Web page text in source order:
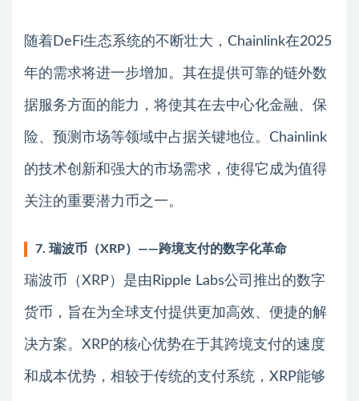
随着DeFi生态系统的不断壮大，Chainlink在2025
年的需求将进一步增加。其在提供可靠的链外数
据服务方面的能力，将使其在去中心化金融、保
险、预测市场等领域中占据关键地位。Chainlink
的技术创新和强大的市场需求，使得它成为值得
关注的重要潜力币之一。
7. 瑞波币（XRP）——跨境支付的数字化革命
瑞波币（XRP）是由Ripple Labs公司推出的数字
货币，旨在为全球支付提供更加高效、便捷的解
决方案。XRP的核心优势在于其跨境支付的速度
和成本优势，相较于传统的支付系统，XRP能够